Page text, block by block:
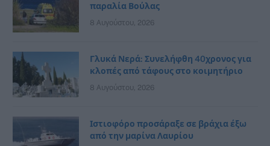
παραλία Βούλας
8 Αυγούστου, 2026
Γλυκά Νερά: Συνελήφθη 40χρονος για
κλοπές από τάφους στο κοιμητήριο
8 Αυγούστου, 2026
Ιστιοφόρο προσάραξε σε βράχια έξω
από την μαρίνα Λαυρίου